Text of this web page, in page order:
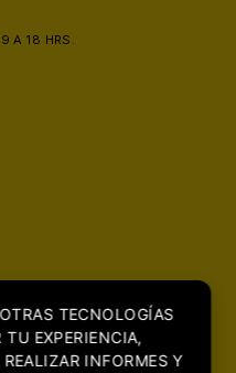
A 18 HRS.
LENS. SE POSICIONA COMO
CON FOCO PRINCIPAL
ORIGINALES DE LA MAS
TECNOLOGÍAS
TU EXPERIENCIA,
INFORMES Y